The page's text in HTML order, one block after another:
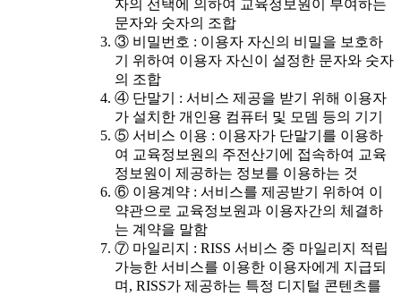
자의 선택에 의하여 교육정보원이 부여하는
문자와 숫자의 조합
③ 비밀번호 : 이용자 자신의 비밀을 보호하
기 위하여 이용자 자신이 설정한 문자와 숫자
의 조합
④ 단말기 : 서비스 제공을 받기 위해 이용자
가 설치한 개인용 컴퓨터 및 모뎀 등의 기기
⑤ 서비스 이용 : 이용자가 단말기를 이용하
여 교육정보원의 주전산기에 접속하여 교육
정보원이 제공하는 정보를 이용하는 것
⑥ 이용계약 : 서비스를 제공받기 위하여 이
약관으로 교육정보원과 이용자간의 체결하
는 계약을 말함
⑦ 마일리지 : RISS 서비스 중 마일리지 적립
가능한 서비스를 이용한 이용자에게 지급되
며, RISS가 제공하는 특정 디지털 콘텐츠를